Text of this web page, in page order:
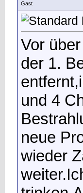
Gast
Vor
der 1.
und 4
neue
wieder